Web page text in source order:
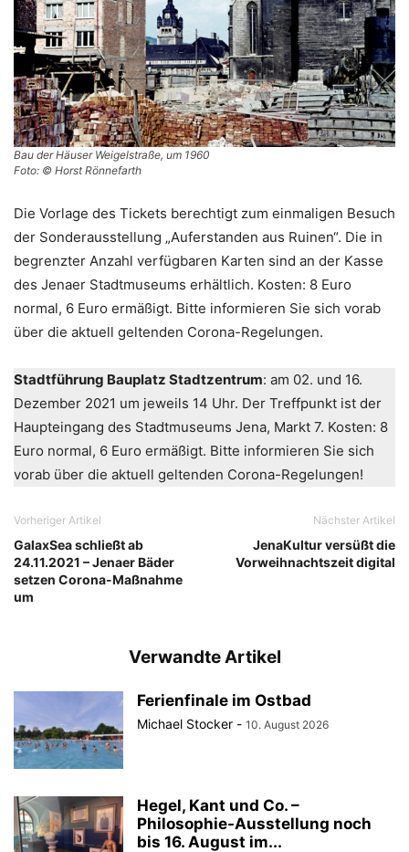
Bau der Häuser Weigelstraße, um 1960
Foto: © Horst Rönnefarth
Die Vorlage des Tickets berechtigt zum einmaligen Besuch
der Sonderausstellung „Auferstanden aus Ruinen“. Die in
begrenzter Anzahl verfügbaren Karten sind an der Kasse
des Jenaer Stadtmuseums erhältlich. Kosten: 8 Euro
normal, 6 Euro ermäßigt. Bitte informieren Sie sich vorab
über die aktuell geltenden Corona-Regelungen.
Stadtführung Bauplatz Stadtzentrum: am 02. und 16.
Dezember 2021 um jeweils 14 Uhr. Der Treffpunkt ist der
Haupteingang des Stadtmuseums Jena, Markt 7. Kosten: 8
Euro normal, 6 Euro ermäßigt. Bitte informieren Sie sich
vorab über die aktuell geltenden Corona-Regelungen!
Vorheriger Artikel
GalaxSea schließt ab
24.11.2021 – Jenaer Bäder
setzen Corona-Maßnahme
um
Nächster Artikel
JenaKultur versüßt die
Vorweihnachtszeit digital
Verwandte Artikel
Ferienfinale im Ostbad
Michael Stocker - 10. August 2026
Hegel, Kant und Co. –
Philosophie-Ausstellung noch
bis 16. August im...